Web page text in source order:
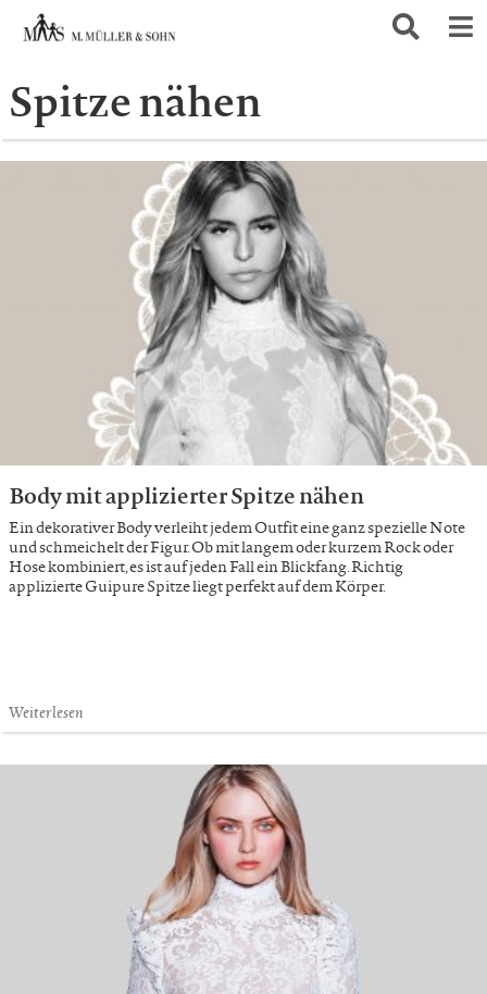
Spitze nähen
Body mit applizierter Spitze nähen
Ein dekorativer Body verleiht jedem Outfit eine ganz spezielle Note
und schmeichelt der Figur. Ob mit langem oder kurzem Rock oder
Hose kombiniert, es ist auf jeden Fall ein Blickfang. Richtig
applizierte Guipure Spitze liegt perfekt auf dem Körper.
Weiterlesen